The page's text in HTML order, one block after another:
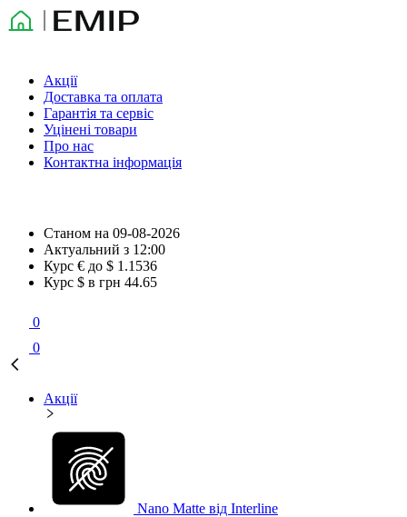
Акції
Доставка та оплата
Гарантія та сервіс
Уцінені товари
Про нас
Контактна інформація
Станом на 09-08-2026
Актуальний з 12:00
Курс € до $ 1.1536
Курс $ в грн 44.65
0
0
Акції
Nano Matte від Interline